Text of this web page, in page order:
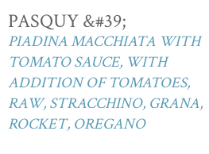
PASQUY &#39;
PIADINA MACCHIATA WITH
TOMATO SAUCE, WITH
ADDITION OF TOMATOES,
RAW, STRACCHINO, GRANA,
ROCKET, OREGANO